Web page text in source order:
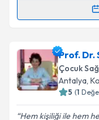
için bir takvim
E-posta
Prof. Dr.
Çocuk
Antalya,
5 (1
Hem kişiliği ile hem